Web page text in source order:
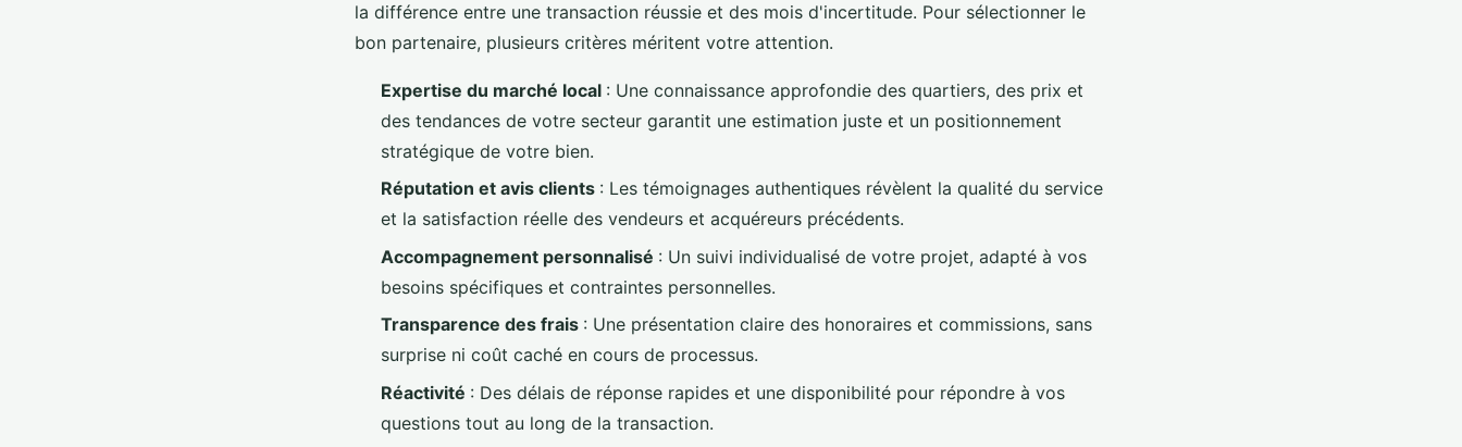
la différence entre une transaction réussie et des mois d'incertitude. Pour sélectionner le
bon partenaire, plusieurs critères méritent votre attention.
Expertise du marché local : Une connaissance approfondie des quartiers, des prix et
des tendances de votre secteur garantit une estimation juste et un positionnement
stratégique de votre bien.
Réputation et avis clients : Les témoignages authentiques révèlent la qualité du service
et la satisfaction réelle des vendeurs et acquéreurs précédents.
Accompagnement personnalisé : Un suivi individualisé de votre projet, adapté à vos
besoins spécifiques et contraintes personnelles.
Transparence des frais : Une présentation claire des honoraires et commissions, sans
surprise ni coût caché en cours de processus.
Réactivité : Des délais de réponse rapides et une disponibilité pour répondre à vos
questions tout au long de la transaction.